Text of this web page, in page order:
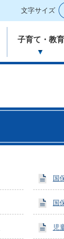
文字サイズ
子育て・教育
国
国
児